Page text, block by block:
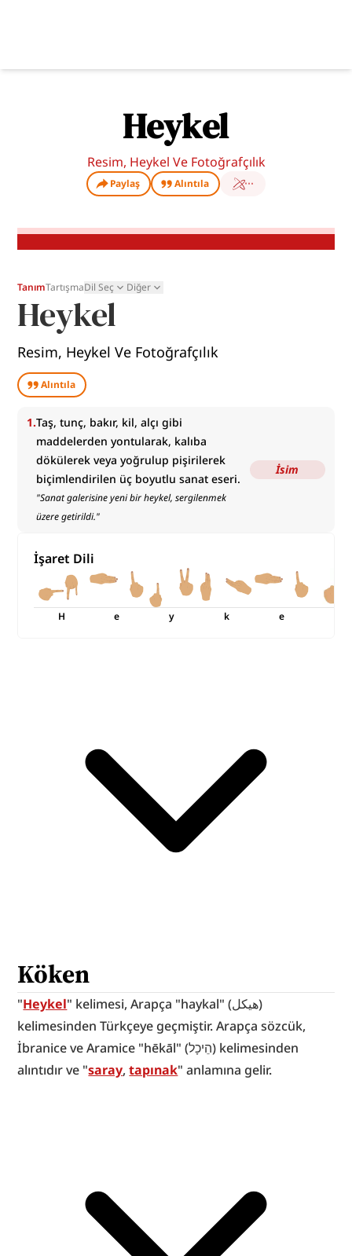
Heykel
Resim, Heykel Ve Fotoğrafçılık
Paylaş Alıntıla
TanımTartışmaDil Seç Diğer
Heykel
Resim, Heykel Ve Fotoğrafçılık
Alıntıla
1.Taş, tunç, bakır, kil, alçı gibi
maddelerden yontularak, kalıba
dökülerek veya yoğrulup pişirilerek
biçimlendirilen üç boyutlu sanat eseri.
"Sanat galerisine yeni bir heykel, sergilenmek
üzere getirildi."
İsim
İşaret Dili
H e y k e
Köken
"Heykel" kelimesi, Arapça "haykal" (هيكل)
kelimesinden Türkçeye geçmiştir. Arapça sözcük,
İbranice ve Aramice "hēkāl" (הֵיכָל) kelimesinden
alıntıdır ve "saray, tapınak" anlamına gelir.